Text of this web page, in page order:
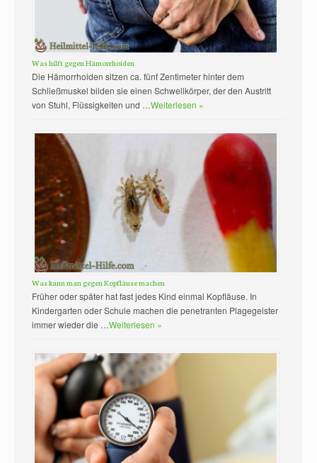
Was hilft gegen Hämorrhoiden
Die Hämorrhoiden sitzen ca. fünf Zentimeter hinter dem
Schließmuskel bilden sie einen Schwellkörper, der den Austritt
von Stuhl, Flüssigkeiten und …Weiterlesen »
Was kann man gegen Kopfläuse machen
Früher oder später hat fast jedes Kind einmal Kopfläuse. In
Kindergarten oder Schule machen die penetranten Plagegeister
immer wieder die …Weiterlesen »